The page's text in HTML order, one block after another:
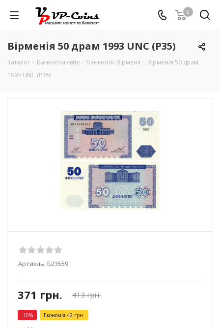
0
Вірменія 50 драм 1993 UNC (P35)
Каталог - Банкноти світу - Банкноти Вірменії - Вірменія 50 драм
1993 UNC (P35)
Артикль: Б23559
371 грн. 413грн.
-10% Економія 42 грн.